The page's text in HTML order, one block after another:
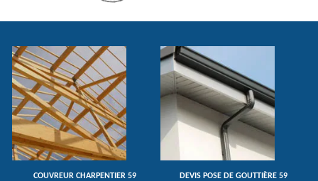
COUVREUR CHARPENTIER 59 DEVIS POSE DE GOUTTIÈRE 59